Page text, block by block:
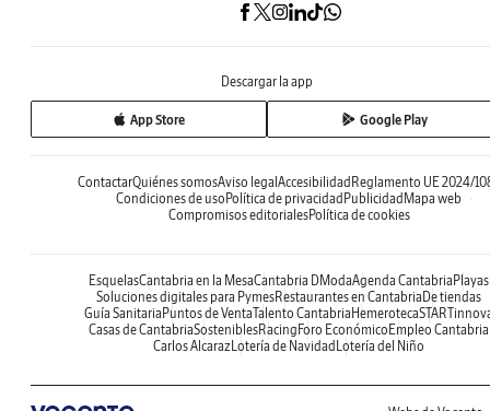
Descargar la app
App Store Google Play
ContactarQuiénes somosAviso legal Accesibilidad Reglamento UE 2024/
Condiciones de uso Política de privacidad Publicidad Mapa web
Compromisos editorialesPolítica de cookies
EsquelasCantabria en la MesaCantabria DModaAgenda Cantabria Playas
Soluciones digitales para PymesRestaurantes en Cantabria De tiendas
Guía Sanitaria Puntos de VentaTalento Cantabria Hemeroteca
Casas de CantabriaSosteniblesRacing Foro Económico Empleo Cantabria
Carlos AlcarazLotería de Navidad Lotería del Niño